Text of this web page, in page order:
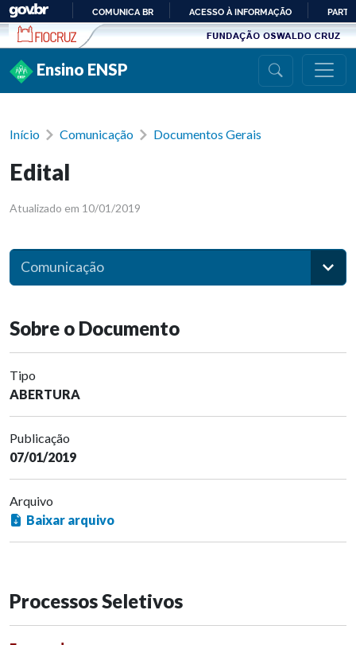
Ir para conteúdo
PARA
COMUNICA BR ACESSO À INFORMAÇÃO
Ensino ENSP
Início Comunicação Documentos Gerais
Edital
Atualizado em 10/01/2019
Comunicação
Sobre o Documento
Tipo
ABERTURA
Publicação
07/01/2019
Arquivo
Baixar arquivo
Processos Seletivos